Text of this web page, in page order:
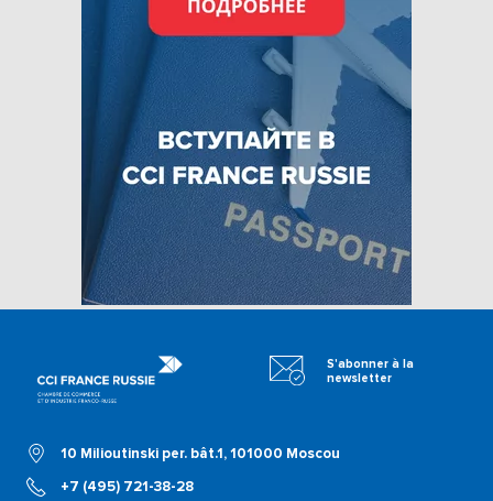
10 Milioutinski per. bât.1, 101000 Moscou
+7 (495) 721-38-28
S'abonner à la
newsletter